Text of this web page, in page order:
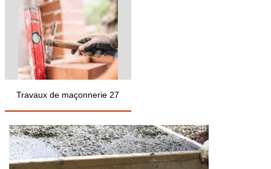
Travaux de maçonnerie 27